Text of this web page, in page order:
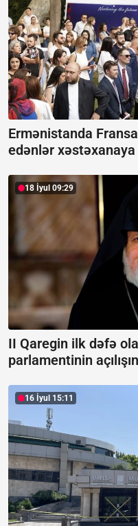
Ermənistanda
edənlər
18 İyul 09:29
II Qaregin ilk dəfə
parlamentinin
16 İyul 15:11